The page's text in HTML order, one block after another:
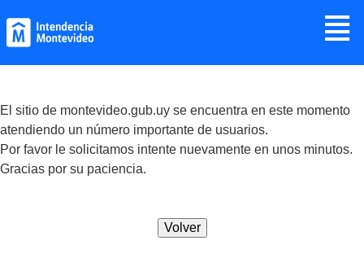
≣
El sitio de montevideo.gub.uy se encuentra en este momento
atendiendo un número importante de usuarios.
Por favor le solicitamos intente nuevamente en unos minutos.
Gracias por su paciencia.
Volver